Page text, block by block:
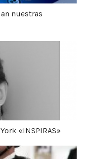
nuestras
York «INSPIRAS»
«INSPIRAS»
Post: «Más